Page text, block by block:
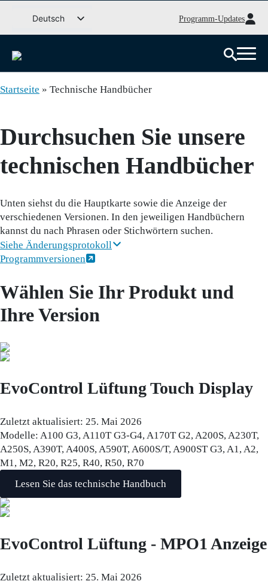
WeiterDeutsch
Svenska
Suomi
Eesti
Latviešu valoda
Programm-Updates
Startseite » Technische Handbücher
Durchsuchen Sie unsere
technischen Handbücher
Unten siehst du die Hauptkarte sowie die Anzeige der
verschiedenen Versionen. In den jeweiligen Handbüchern
kannst du nach Phrasen oder Stichwörtern suchen.
Siehe Änderungsprotokoll
Programmversionen
Wählen Sie Ihr Produkt und
Ihre Version
EvoControl Lüftung Touch Display
Zuletzt aktualisiert: 25. Mai 2026
Modelle: A100 G3, A110T G3-G4, A170T G2, A200S, A230T,
A250S, A390T, A400S, A590T, A600S/T, A900ST G3, A1, A2,
M1, M2, R20, R25, R40, R50, R70
Lesen Sie das technische Handbuch
EvoControl Lüftung - MPO1 Anzeige
Zuletzt aktualisiert: 25. Mai 2026